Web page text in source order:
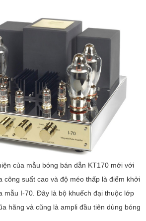
của mẫu bóng bán dẫn KT170 mới với
công suất cao và độ méo thấp là điểm khởi
mẫu I-70. Đây là bộ khuếch đại thuộc lớp
hãng và cũng là ampli đầu tiên dùng bóng